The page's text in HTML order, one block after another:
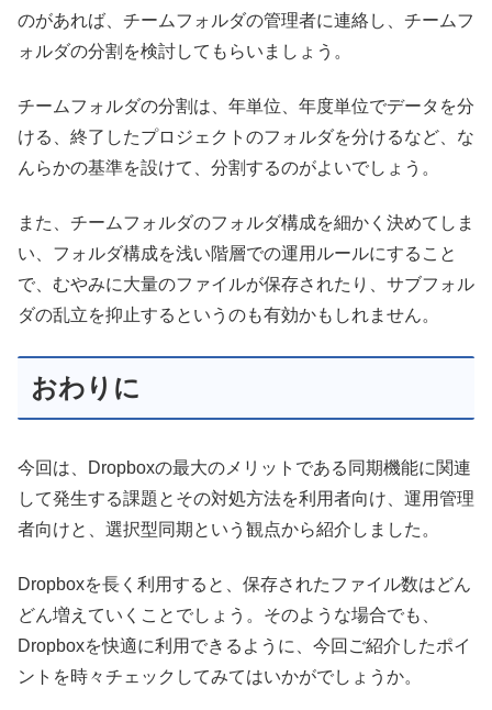
のがあれば、チームフォルダの管理者に連絡し、チームフ
ォルダの分割を検討してもらいましょう。
チームフォルダの分割は、年単位、年度単位でデータを分
ける、終了したプロジェクトのフォルダを分けるなど、な
んらかの基準を設けて、分割するのがよいでしょう。
また、チームフォルダのフォルダ構成を細かく決めてしま
い、フォルダ構成を浅い階層での運用ルールにすること
で、むやみに大量のファイルが保存されたり、サブフォル
ダの乱立を抑止するというのも有効かもしれません。
おわりに
今回は、Dropboxの最大のメリットである 同期機能に関連
して発生する課題とその対処方法を利用者向け、運用管理
者向けと、選択型同期という観点から紹介しました。
Dropboxを長く利用すると、保存されたファイル数はどん
どん増えていくことでしょう。そのような場合でも、
Dropboxを快適に利用できるように、今回ご紹介したポイ
ントを時々チェックしてみてはいかがでしょうか。